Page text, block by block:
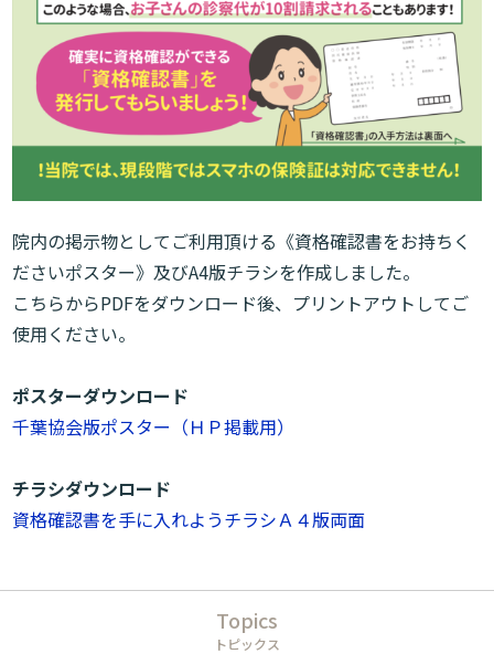
院内の掲示物としてご利用頂ける《資格確認書をお持ちく
ださいポスター》及びA4版チラシを作成しました。
こちらからPDFをダウンロード後、プリントアウトしてご
使用ください。
ポスターダウンロード
千葉協会版ポスター（ＨＰ掲載用）
チラシダウンロード
資格確認書を手に入れようチラシＡ４版両面
Topics
トピックス